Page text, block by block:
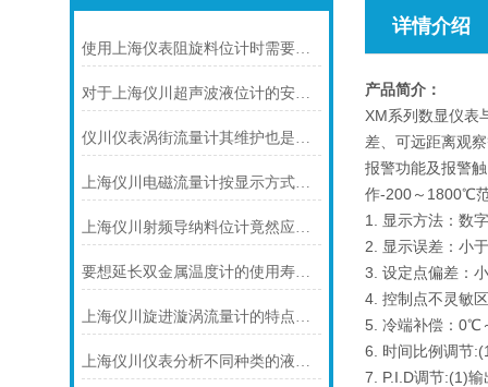
使用上海仪表阻旋料位计时需要注意的一些事项
对于上海仪川超声波液位计的安装原理你可知晓！
仪川仪表涡街流量计其维护也是有要领的
上海仪川电磁流量计按显示方式分类
上海仪川射频导纳料位计竟然应用如此广泛
要想延长双金属温度计的使用寿命可少不了以下步骤
上海仪川旋进漩涡流量计的特点介绍
上海仪川仪表分析不同种类的液位变送器
详情介绍
产品简介：
XM系列数显仪表
差、可远距离观
报警功能及报警
作-200～1800℃
1. 显示方法：数
2. 显示误差：小
3. 设定点偏差：
4. 控制点不灵敏
5. 冷端补偿：
6. 时间比例调节
7. P.I.D调节:(1)